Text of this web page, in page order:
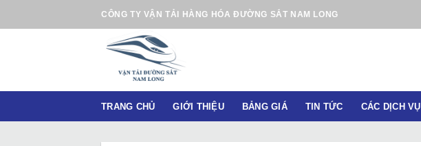
n
CÔNG TY VẬN TẢI HÀNG HÓA ĐƯỜNG SẮT NAM LONG
TRANG CHỦ GIỚI THIỆU BẢNG GIÁ TIN TỨC CÁC DỊCH VỤ